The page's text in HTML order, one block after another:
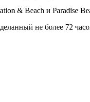
& Beach и Paradise
не более 72